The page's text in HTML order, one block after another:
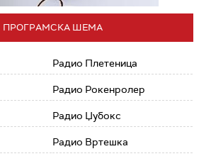
ПРОГРАМСКА ШЕМА
Радио Плетеница
Радио Рокенролер
Радио Џубокс
Радио Вртешка